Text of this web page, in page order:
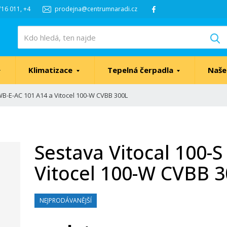
011, +4 prodejna@centrumnaradi.cz
Klimatizace Tepelná čerpadla
E-AC 101 A14 a Vitocel 100-W CVBB 300L
Sestava Vitocal 100-
Vitocel 100-W CVBB
NEJPRODÁVANĚJŠÍ